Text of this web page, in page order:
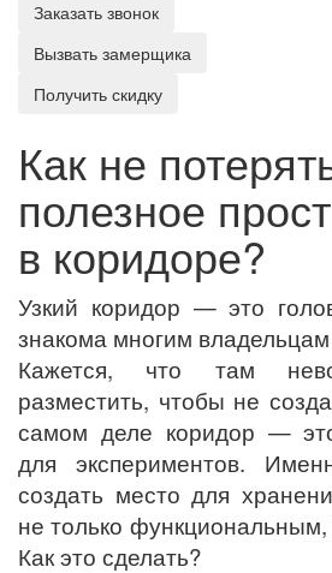
Заказать звонок
Вызвать замерщика
Получить скидку
Как не
полезное
в коридоре?
Узкий коридор — это
знакома многим
Кажется, что там
разместить, чтобы не
самом деле коридор —
для экспериментов.
создать место для
не только
Как это сделать?